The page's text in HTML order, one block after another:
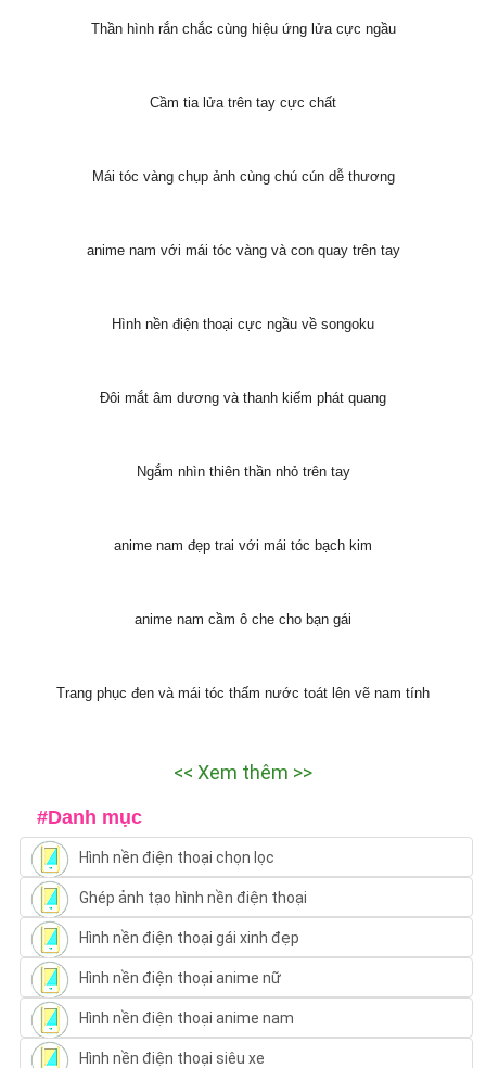
Thần hình rắn chắc cùng hiệu ứng lửa cực ngầu
Cầm tia lửa trên tay cực chất
Mái tóc vàng chụp ảnh cùng chú cún dễ thương
anime nam với mái tóc vàng và con quay trên tay
Hình nền điện thoại cực ngầu về songoku
Đôi mắt âm dương và thanh kiếm phát quang
Ngắm nhìn thiên thần nhỏ trên tay
anime nam đẹp trai với mái tóc bạch kim
anime nam cầm ô che cho bạn gái
Trang phục đen và mái tóc thấm nước toát lên vẽ nam tính
<< Xem thêm >>
#Danh mục
Hình nền điện thoại chọn lọc
Ghép ảnh tạo hình nền điện thoại
Hình nền điện thoại gái xinh đẹp
Hình nền điện thoại anime nữ
Hình nền điện thoại anime nam
Hình nền điện thoại siêu xe